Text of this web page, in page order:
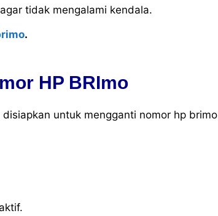
tidak mengalami kendala.
.
HP BRImo
untuk mengganti nomor hp brimo